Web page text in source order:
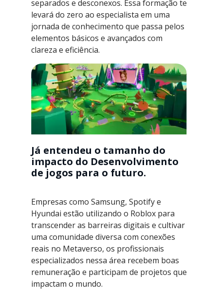
separados e desconexos. Essa formação te
levará do zero ao especialista em uma
jornada de conhecimento que passa pelos
elementos básicos e avançados com
clareza e eficiência.
Já entendeu o tamanho do
impacto do Desenvolvimento
de jogos para o futuro.
Empresas como Samsung, Spotify e
Hyundai estão utilizando o Roblox para
transcender as barreiras digitais e cultivar
uma comunidade diversa com conexões
reais no Metaverso, os profissionais
especializados nessa área recebem boas
remuneração e participam de projetos que
impactam o mundo.